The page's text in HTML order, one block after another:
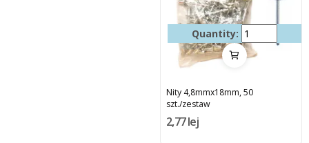
Quantity:
Nity 4,8mmx18mm, 50
szt./zestaw
2,77 lej